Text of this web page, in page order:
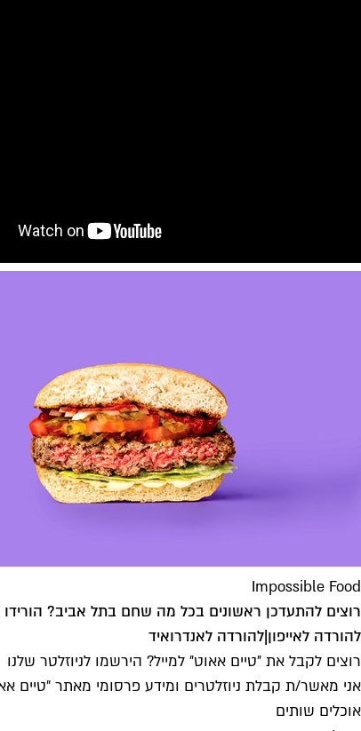
Impossible Food
רוצים להתעדכן ראשונים בכל מה שחם בתל אביב?
להורדה לאייפון|להורדה לאנדרואיד
רוצים לקבל את ״טיים אאוט״ למייל? הירשמו לניוזלטר שלנו
אני מאשר/ת קבלת ניוזלטרים ומידע פרסומי מאתר ״טיים
אוכלים שותים